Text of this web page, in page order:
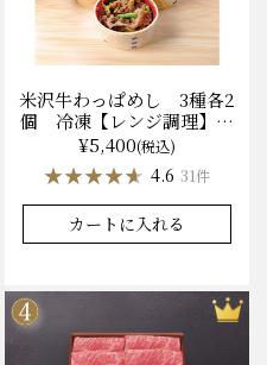
米沢牛わっぱめし 3種各2
個 冷凍【レンジ調理】化
粧箱入
¥5,400(税込)
★★★★★
★★★★★ 4.6 31件
カートに入れる